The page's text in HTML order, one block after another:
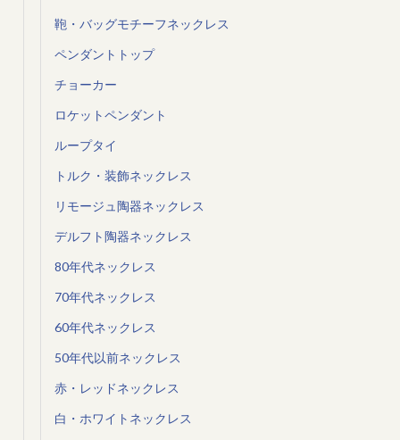
鞄・バッグモチーフネックレス
ペンダントトップ
チョーカー
ロケットペンダント
ループタイ
トルク・装飾ネックレス
リモージュ陶器ネックレス
デルフト陶器ネックレス
80年代ネックレス
70年代ネックレス
60年代ネックレス
50年代以前ネックレス
赤・レッドネックレス
白・ホワイトネックレス